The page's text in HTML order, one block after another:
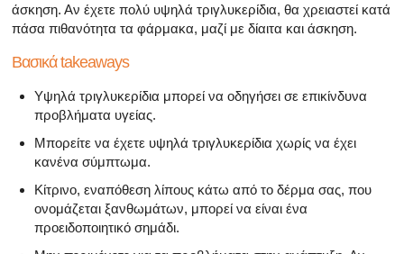
άσκηση. Αν έχετε πολύ υψηλά τριγλυκερίδια, θα χρειαστεί κατά
πάσα πιθανότητα τα φάρμακα, μαζί με δίαιτα και άσκηση.
Βασικά takeaways
Υψηλά τριγλυκερίδια μπορεί να οδηγήσει σε επικίνδυνα
προβλήματα υγείας.
Μπορείτε να έχετε υψηλά τριγλυκερίδια χωρίς να έχει
κανένα σύμπτωμα.
Κίτρινο, εναπόθεση λίπους κάτω από το δέρμα σας, που
ονομάζεται ξανθωμάτων, μπορεί να είναι ένα
προειδοποιητικό σημάδι.